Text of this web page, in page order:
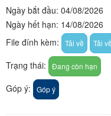
Ngày bắt đầu: 04/08/2026
Ngày hết hạn: 14/08/2026
File đính kèm:
Tải về Tải về
Trạng thái: Đang còn hạn
Góp ý: Góp ý